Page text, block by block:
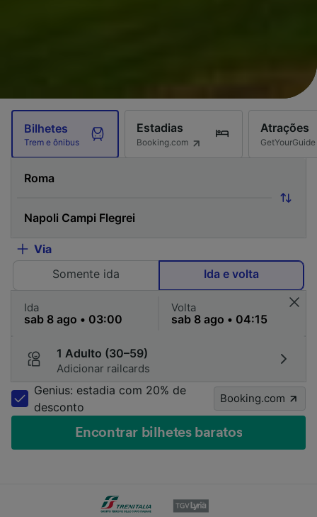
Bilhetes
Trem e ônibus
Estadias
Booking.com
Atrações
GetYourGuide
Via
Somente ida
Ida e volta
Ida Volta
1 Adulto (30–59)
Adicionar railcards
Genius: estadia com 20% de
desconto
Booking.com
Encontrar bilhetes baratos